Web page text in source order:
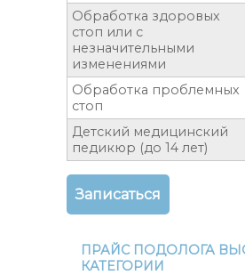
Обработка здоровых
стоп или с
незначительными
изменениями
Обработка проблемных
стоп
Детский медицинский
педикюр (до 14 лет)
Записаться
ПРАЙС ПОДОЛОГА
КАТЕГОРИИ